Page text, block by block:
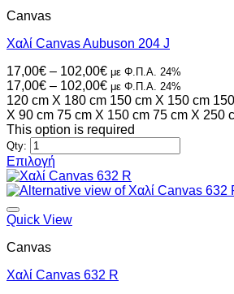
παραλλαγές.
επιλογές
να
επιλεγούν
στη
σελίδα
του
προϊόντος
Canvas
Χαλί Canvas Aubuson 204 J
17,00€ – 102,00€Price
range:
17,00€
through
102,00€
με Φ.Π.Α. 24%
17,00€ – 102,00€Price
range:
17,00€
through
με Φ.Π.Α. 24%
120 cm X 180 cm 150 cm X 150 cm
X 90 cm 75 cm X 150 cm 75 cm X 250
This option is required
Qty:
Επιλογή
Αυτό
το
προϊόν
έχει
παραλλαγές.
επιλογές
Quick View
Canvas
Χαλί Canvas 632 R